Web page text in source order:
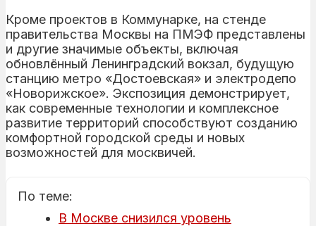
Кроме проектов в Коммунарке, на стенде
правительства Москвы на ПМЭФ представлены
и другие значимые объекты, включая
обновлённый Ленинградский вокзал, будущую
станцию метро «Достоевская» и электродепо
«Новорижское». Экспозиция демонстрирует,
как современные технологии и комплексное
развитие территорий способствуют созданию
комфортной городской среды и новых
возможностей для москвичей.
По теме:
В Москве снизился уровень